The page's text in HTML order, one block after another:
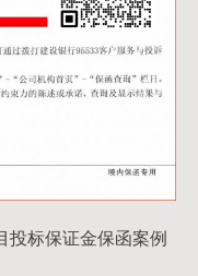
投标保证金保函案例